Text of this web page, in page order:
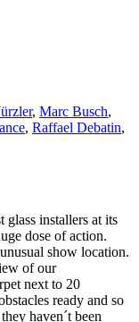
, Marc Busch,
, Raffael Debatin,
glass installers at its
dose of action.
show location.
of our
next to 20
ready and so
haven´t been